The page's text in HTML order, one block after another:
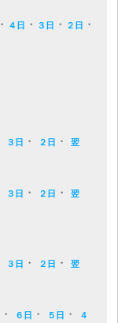
・ ４日 ・ ３日 ・ ２日 ・
３日 ・ ２日 ・翌
３日 ・ ２日 ・翌
３日 ・ ２日 ・翌
・ ６日 ・ ５日 ・
４